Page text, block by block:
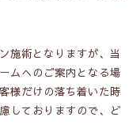
施術となりますが、当
ムへのご案内となる場
様だけの落ち着いた時
しておりますので、ど